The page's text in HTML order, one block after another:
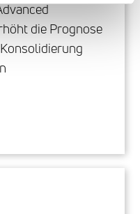
die Prognose